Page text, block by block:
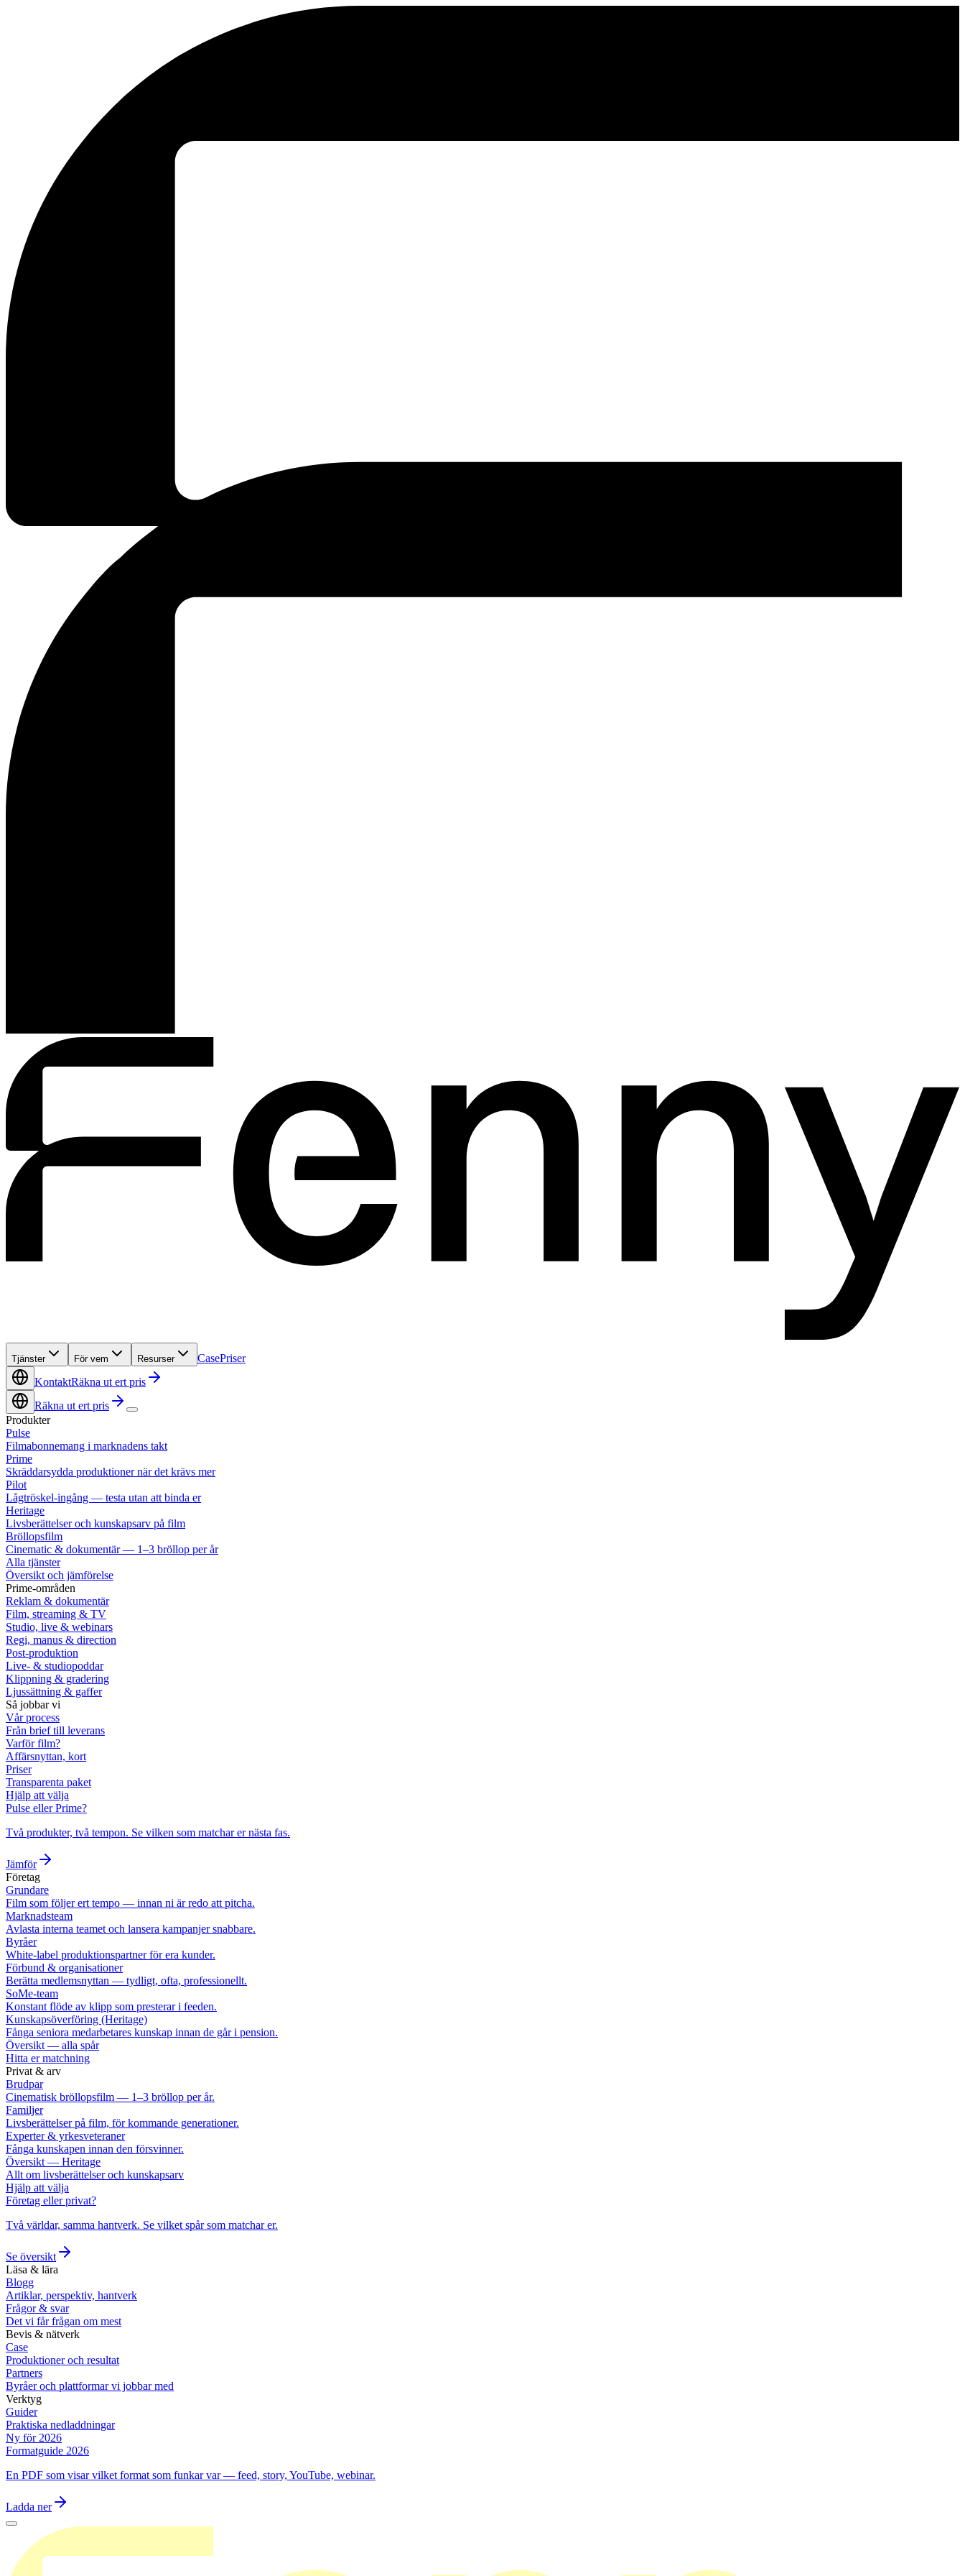
Tjänster För vem Resurser CasePriser
KontaktRäkna ut ert pris
Räkna ut ert pris
Produkter
Pulse
Filmabonnemang i marknadens takt
Prime
Skräddarsydda produktioner när det krävs mer
Pilot
Lågtröskel-ingång — testa utan att binda er
Heritage
Livsberättelser och kunskapsarv på film
Bröllopsfilm
Cinematic & dokumentär — 1–3 bröllop per år
Alla tjänster
Översikt och jämförelse
Prime-områden
Reklam & dokumentär
Film, streaming & TV
Studio, live & webinars
Regi, manus & direction
Post-produktion
Live- & studiopoddar
Klippning & gradering
Ljussättning & gaffer
Så jobbar vi
Vår process
Från brief till leverans
Varför film?
Affärsnyttan, kort
Priser
Transparenta paket
Hjälp att välja
Pulse eller Prime?
Två produkter, två tempon. Se vilken som matchar er nästa fas.
Jämför
Företag
Grundare
Film som följer ert tempo — innan ni är redo att pitcha.
Marknadsteam
Avlasta interna teamet och lansera kampanjer snabbare.
Byråer
White-label produktionspartner för era kunder.
Förbund & organisationer
Berätta medlemsnyttan — tydligt, ofta, professionellt.
SoMe-team
Konstant flöde av klipp som presterar i feeden.
Kunskapsöverföring (Heritage)
Fånga seniora medarbetares kunskap innan de går i pension.
Översikt — alla spår
Hitta er matchning
Privat & arv
Brudpar
Cinematisk bröllopsfilm — 1–3 bröllop per år.
Familjer
Livsberättelser på film, för kommande generationer.
Experter & yrkesveteraner
Fånga kunskapen innan den försvinner.
Översikt — Heritage
Allt om livsberättelser och kunskapsarv
Hjälp att välja
Företag eller privat?
Två världar, samma hantverk. Se vilket spår som matchar er.
Se översikt
Läsa & lära
Blogg
Artiklar, perspektiv, hantverk
Frågor & svar
Det vi får frågan om mest
Bevis & nätverk
Case
Produktioner och resultat
Partners
Byråer och plattformar vi jobbar med
Verktyg
Guider
Praktiska nedladdningar
Ny för 2026
Formatguide 2026
En PDF som visar vilket format som funkar var — feed, story, YouTube, webinar.
Ladda ner